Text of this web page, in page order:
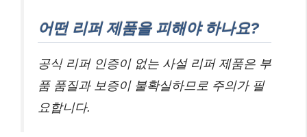
어떤 리퍼 제품을 피해야 하나요?
공식 리퍼 인증이 없는 사설 리퍼 제품은 부
품 품질과 보증이 불확실하므로 주의가 필
요합니다.